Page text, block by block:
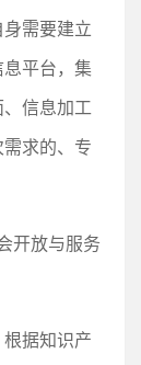
需要建立
平台，集
信息加工
求的、专
开放与服务
据知识产